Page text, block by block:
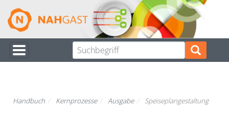
Direkt
zum
Inhalt
Handbuch Kernprozesse Ausgabe Speiseplangestaltung